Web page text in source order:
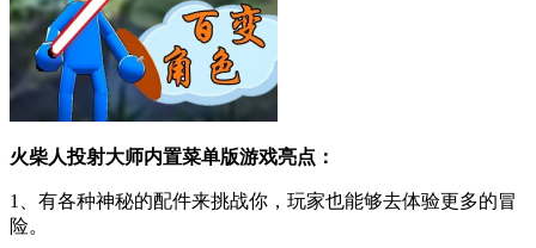
火柴人投射大师内置菜单版游戏亮点：
1、有各种神秘的配件来挑战你，玩家也能够去体验更多的冒
险。